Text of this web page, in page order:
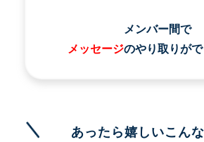
メンバー間で
メッセージのやり取りがで
あったら嬉しいこん